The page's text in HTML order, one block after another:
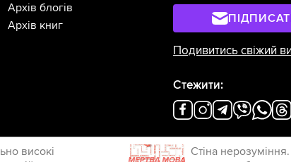
високі
Стіна
Подивитись свіжий
Стежити:
Архів блогів
Архів книг